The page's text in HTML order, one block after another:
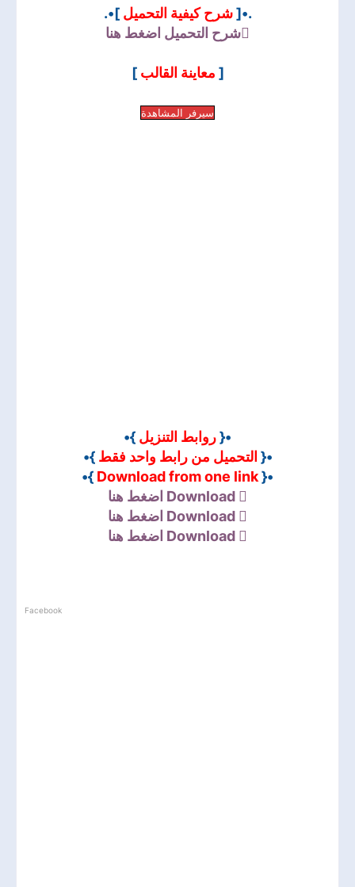
.•[شرح كيفية التحميل ]•.
شرح التحميل اضغط هنا
[ معاينة القالب]
سيرفر المشاهدة
•{روابط التنزيل }•
•{ التحميل من رابط واحد فقط }•
•{
Download from one link
}•
Download اضغط هنا
Download اضغط هنا
Download اضغط هنا
Facebook